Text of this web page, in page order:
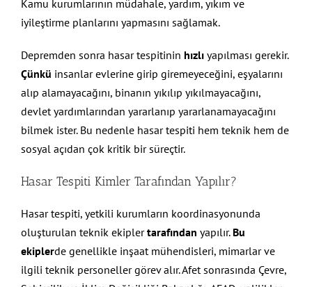
Kamu kurumlarının müdahale, yardım, yıkım ve
iyileştirme planlarını yapmasını sağlamak.
Depremden sonra hasar tespitinin hızlıyapılması gerekir.
Çünkü insanlar evlerine girip giremeyeceğini, eşyalarını
alıp alamayacağını, binanın yıkılıp yıkılmayacağını,
devlet yardımlarından yararlanıp yararlanamayacağını
bilmek ister. Bu nedenle hasar tespiti hem teknik hem de
sosyal açıdan çok kritik bir süreçtir.
Hasar Tespiti Kimler Tarafından Yapılır?
Hasar tespiti, yetkili kurumların koordinasyonunda
oluşturulan teknik ekiplertarafından yapılır. Bu
ekiplerde genellikle inşaat mühendisleri, mimarlar ve
ilgili teknik personeller görev alır. Afet sonrasında Çevre,